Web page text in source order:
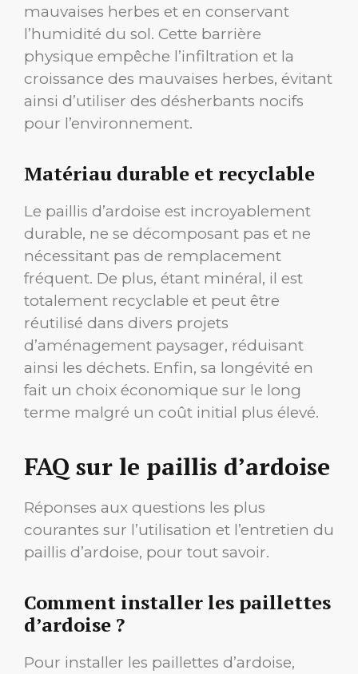
mauvaises herbes et en conservant
l’humidité du sol. Cette barrière
physique empêche l’infiltration et la
croissance des mauvaises herbes, évitant
ainsi d’utiliser des désherbants nocifs
pour l’environnement.
Matériau durable et recyclable
Le paillis d’ardoise est incroyablement
durable, ne se décomposant pas et ne
nécessitant pas de remplacement
fréquent. De plus, étant minéral, il est
totalement recyclable et peut être
réutilisé dans divers projets
d’aménagement paysager, réduisant
ainsi les déchets. Enfin, sa longévité en
fait un choix économique sur le long
terme malgré un coût initial plus élevé.
FAQ sur le paillis d’ardoise
Réponses aux questions les plus
courantes sur l’utilisation et l’entretien du
paillis d’ardoise, pour tout savoir.
Comment installer les paillettes
d’ardoise ?
Pour installer les paillettes d’ardoise,